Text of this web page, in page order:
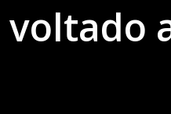
voltado